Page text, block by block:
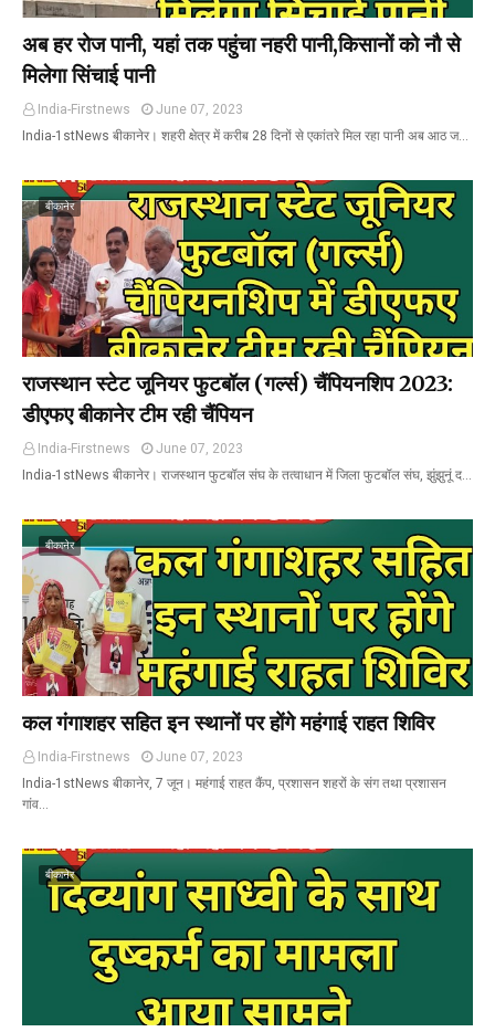
अब हर रोज पानी, यहां तक पहुंचा नहरी पानी,किसानों को नौ से
मिलेगा सिंचाई पानी
India-Firstnews
June 07, 2023
India-1stNews बीकानेर। शहरी क्षेत्र में करीब 28 दिनों से एकांतरे मिल रहा पानी अब आठ ज…
बीकानेर
राजस्थान स्टेट जूनियर फुटबॉल (गर्ल्स) चैंपियनशिप 2023:
डीएफए बीकानेर टीम रही चैंपियन
India-Firstnews
June 07, 2023
India-1stNews बीकानेर। राजस्थान फुटबॉल संघ के तत्वाधान में जिला फुटबॉल संघ, झुंझुनूं द…
बीकानेर
कल गंगाशहर सहित इन स्थानों पर होंगे महंगाई राहत शिविर
India-Firstnews
June 07, 2023
India-1stNews बीकानेर, 7 जून। महंगाई राहत कैंप, प्रशासन शहरों के संग तथा प्रशासन
गांव…
बीकानेर